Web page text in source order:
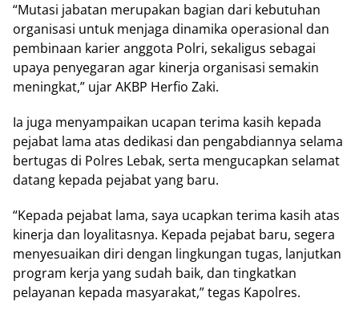
“Mutasi jabatan merupakan bagian dari kebutuhan
organisasi untuk menjaga dinamika operasional dan
pembinaan karier anggota Polri, sekaligus sebagai
upaya penyegaran agar kinerja organisasi semakin
meningkat,” ujar AKBP Herfio Zaki.
Ia juga menyampaikan ucapan terima kasih kepada
pejabat lama atas dedikasi dan pengabdiannya selama
bertugas di Polres Lebak, serta mengucapkan selamat
datang kepada pejabat yang baru.
“Kepada pejabat lama, saya ucapkan terima kasih atas
kinerja dan loyalitasnya. Kepada pejabat baru, segera
menyesuaikan diri dengan lingkungan tugas, lanjutkan
program kerja yang sudah baik, dan tingkatkan
pelayanan kepada masyarakat,” tegas Kapolres.